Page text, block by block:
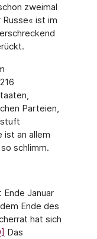
zweimal
ist im
Parteien,
ist an allem
schlimm.
Januar
Ende des
hat sich
Das